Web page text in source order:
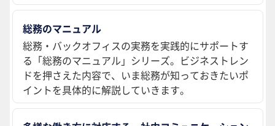
総務のマニュアル
総務・バックオフィスの実務を実践的にサポートす
る「総務のマニュアル」シリーズ。ビジネストレン
ドを押さえた内容で、いま総務が知っておきたいポ
イントを具体的に解説していきます。